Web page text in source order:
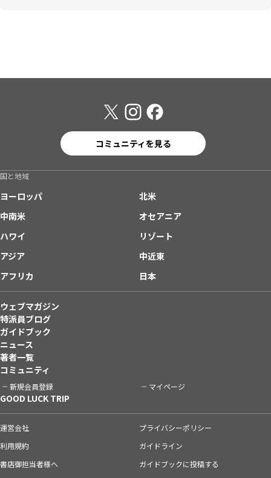
コミュニティを見る
国と地域
ヨーロッパ
北米
中南米
オセアニア
ハワイ
リゾート
アジア
中近東
アフリカ
日本
ウェブマガジン
特派員ブログ
ガイドブック
ニュース
著者一覧
コミュニティ
新規会員登録 マイページ
GOOD LUCK TRIP
運営会社
プライバシーポリシー
利用規約
ガイドライン
書店御担当者様へ
ガイドブックに投稿する